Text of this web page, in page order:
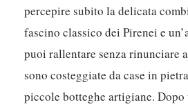
percepire subito la delicata
fascino classico dei Pirenei e
puoi rallentare senza rinunciare
sono costeggiate da case in
piccole botteghe artigiane.